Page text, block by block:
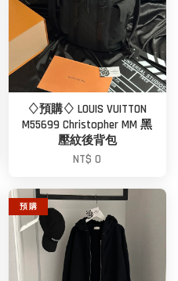
♢預購♢ LOUIS VUITTON
M55699 Christopher MM 黑
壓紋後背包
NT$ 0
預 購